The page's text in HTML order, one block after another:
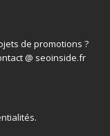
de promotions ?
@ seoinside.fr
.